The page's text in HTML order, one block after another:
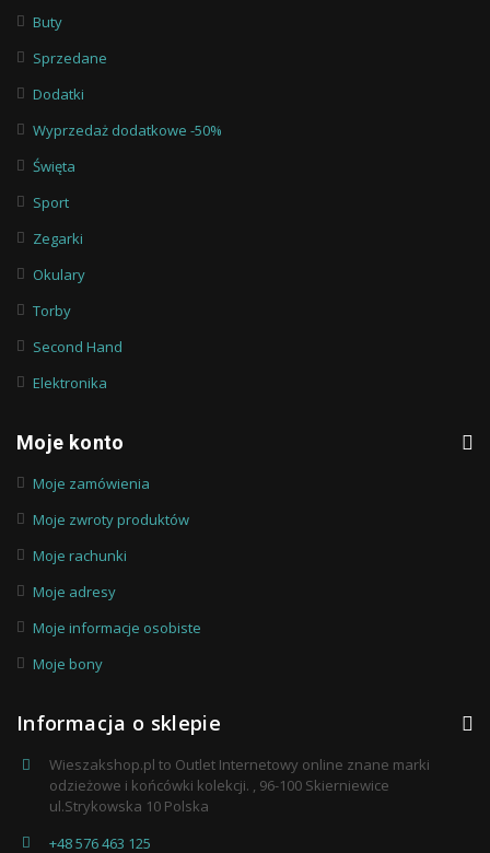
Buty
Sprzedane
Dodatki
Wyprzedaż dodatkowe -50%
Święta
Sport
Zegarki
Okulary
Torby
Second Hand
Elektronika
Moje konto
Moje zamówienia
Moje zwroty produktów
Moje rachunki
Moje adresy
Moje informacje osobiste
Moje bony
Informacja o sklepie
Wieszakshop.pl to Outlet Internetowy online znane marki
odzieżowe i końcówki kolekcji. , 96-100 Skierniewice
ul.Strykowska 10 Polska
+48 576 463 125